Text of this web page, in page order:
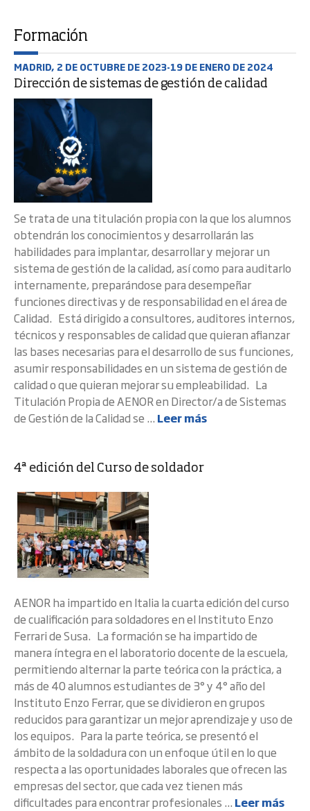
Formación
MADRID, 2 DE OCTUBRE DE 2023-19 DE ENERO DE 2024
Dirección de sistemas de gestión de calidad
Se trata de una titulación propia con la que los alumnos
obtendrán los conocimientos y desarrollarán las
habilidades para implantar, desarrollar y mejorar un
sistema de gestión de la calidad, así como para auditarlo
internamente, preparándose para desempeñar
funciones directivas y de responsabilidad en el área de
Calidad. Está dirigido a consultores, auditores internos,
técnicos y responsables de calidad que quieran afianzar
las bases necesarias para el desarrollo de sus funciones,
asumir responsabilidades en un sistema de gestión de
calidad o que quieran mejorar su empleabilidad. La
Titulación Propia de AENOR en Director/a de Sistemas
de Gestión de la Calidad se ... Leer más
4ª edición del Curso de soldador
AENOR ha impartido en Italia la cuarta edición del curso
de cualificación para soldadores en el Instituto Enzo
Ferrari de Susa. La formación se ha impartido de
manera íntegra en el laboratorio docente de la escuela,
permitiendo alternar la parte teórica con la práctica, a
más de 40 alumnos estudiantes de 3° y 4° año del
Instituto Enzo Ferrar, que se dividieron en grupos
reducidos para garantizar un mejor aprendizaje y uso de
los equipos. Para la parte teórica, se presentó el
ámbito de la soldadura con un enfoque útil en lo que
respecta a las oportunidades laborales que ofrecen las
empresas del sector, que cada vez tienen más
dificultades para encontrar profesionales ... Leer más